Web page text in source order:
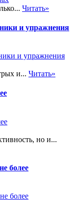
Читать»
и упражнения
и... Читать»
но и...
более